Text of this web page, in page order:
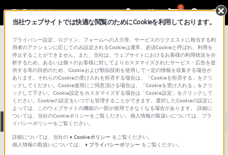
0
総合サポート・お問い合わせ VPC シリーズ
VPCY119FJ
全て ダウンロード 取扱説明書 Q&A
製品に関する重要なお知らせ
当社ウェブサイトでは快適な閲覧のためにCookieを利用しております。
プライバシー設定、ログイン、フォームへの入力等、サービスのリクエストに相当する利
用者のアクションに応じてのみ設定されるCookieは通常、必須Cookieと呼ばれ、利用を
停止することができません。また、当社は、ウェブサイトにおけるお客様の利用状況を分
析するため、あるいは個々のお客様に対してよりカスタマイズされたサービス・広告を提
供する等の目的のため、Cookieおよび類似技術を使用して一定の情報を収集する場合が
あります。それらのCookieの受け入れを拒否する場合は、「Cookieを拒否する」をクリ
ックしてください。Cookie使用にご同意頂ける場合は、「Cookieを受け入れる」をクリ
ックして下さい。Cookie設定をカスタマイズする場合は「Cookie設定」をクリックして
ください。Cookieの設定をいつでも管理することができます。選択したCookieの設定に
よっては、このウェブサイトの機能の一部が使用できなくなる場合があります。 詳細に
ついては、当社のCookieポリシーをご覧ください。個人情報の取扱いについては、プラ
イバシーポリシーをご覧ください。
詳細については、当社の
Cookieポリシー をご覧ください。
個人情報の取扱いについては、
プライバシーポリシー をご覧ください。